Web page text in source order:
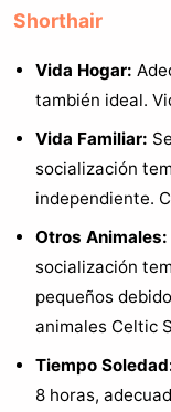
Shorthair
Vida Hogar:
también ideal.
Vida Familiar:
socialización
independiente.
Otros Animales:
socialización
pequeños
animales Celtic
Tiempo
8 horas,